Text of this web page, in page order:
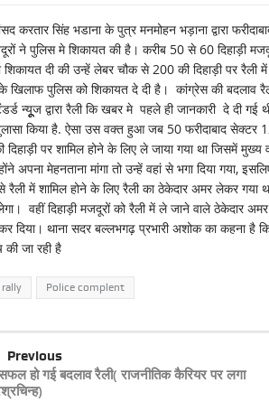
करतार सिंह भडाना के पुत्र मनमोहन भड़ाना द्वारा
ने पुलिस मे शिकायत की है। करीब 50 से 60 दिहाड़ी
दी की उन्हें लेबर चौक से 200 की दिहाड़ी पर रैली
खिलाफ पुलिस को शिकायत दे दी है। कांग्रेस की बदलाव
न्यूूूज द्वारा रैली कि खबर मे पहले ही जानकारी दे दी
किया है. ऐसा उस वक्त हुआ जब 50 फरीदाबाद सेक्टर
पर शामिल होने के लिए ले जाया गया था जिसमें
अपना मेहनताना मांगा तो उन्हें वहां से भगा दिया गया,
रैली में शामिल होने के लिए रैली का ठेकेदार अमर लेकर
वहीं दिहाड़ी मजदूरों को रैली में ले जाने वाले ठेकेदार
दिया। थाना सदर बल्लभगढ़ प्रभारी अशोक का कहना है
जा रही है
rally Police complent
Previous
हो गई बदलाव रैली( राजनीतिक कैरियर पर लगा